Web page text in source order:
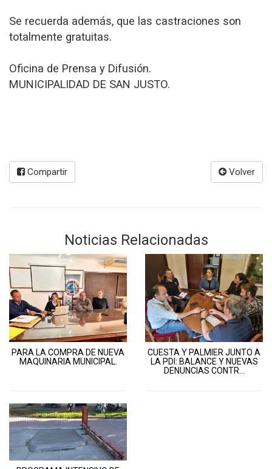
Se recuerda además, que las castraciones son
totalmente gratuitas.
Oficina de Prensa y Difusión.
MUNICIPALIDAD DE SAN JUSTO.
Compartir Volver
Noticias Relacionadas
PARA LA COMPRA DE NUEVA
MAQUINARIA MUNICIPAL.
CUESTA Y PALMIER JUNTO A
LA PDI: BALANCE Y NUEVAS
DENUNCIAS CONTR...